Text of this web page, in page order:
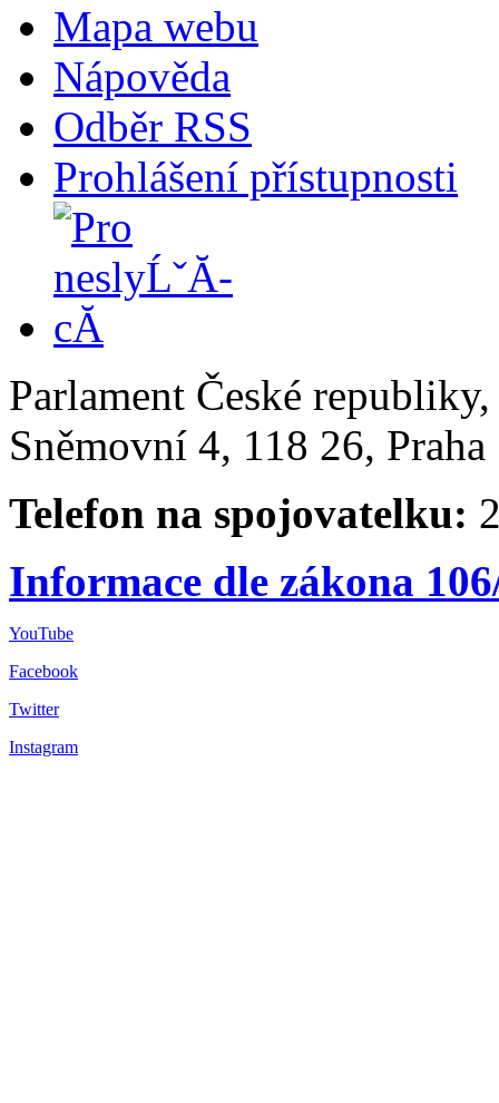
Mapa webu
Nápověda
Odběr RSS
Prohlášení přístupnosti
Parlament České
Sněmovní 4, 118 26,
Telefon na spojovatelku:
Informace dle zákona
YouTube
Facebook
Twitter
Instagram